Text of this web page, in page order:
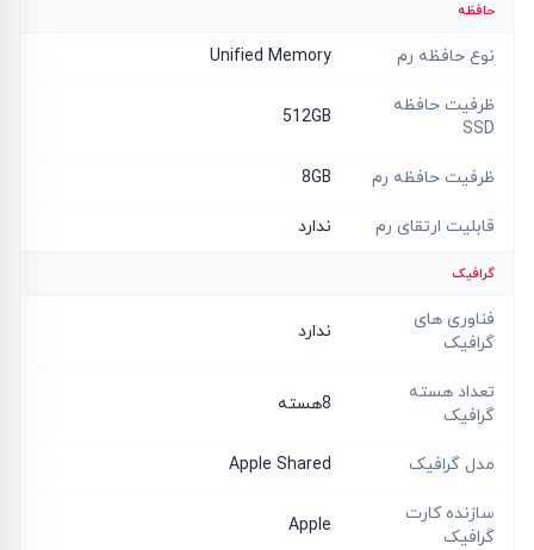
حافظه
نوع حافظه رم Unified Memory
ظرفیت حافظه
SSD
512GB
ظرفیت حافظه رم 8GB
قابلیت ارتقای رم ندارد
گرافیک
فناوری های
گرافیک
ندارد
تعداد هسته
گرافیک
8هسته
مدل گرافیک Apple Shared
سازنده کارت
گرافیک
Apple